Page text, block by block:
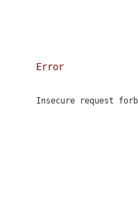
Error
Insecure request